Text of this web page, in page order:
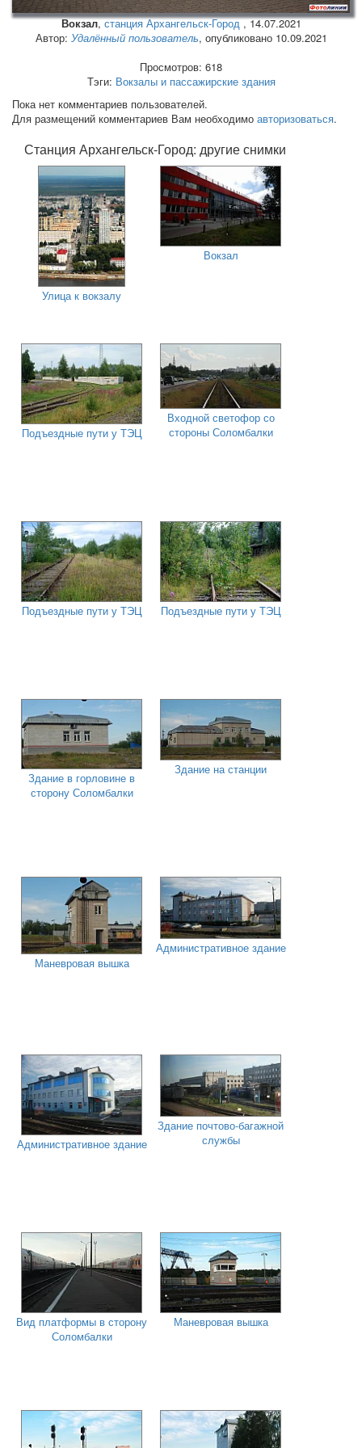
Вокзал,станция Архангельск-Город ,14.07.2021
Автор: Удалённый пользователь, опубликовано 10.09.2021
Просмотров: 618
Тэги: Вокзалы и пассажирские здания
Пока нет комментариев пользователей.
Для размещений комментариев Вам необходимо авторизоваться.
Станция Архангельск-Город: другие снимки
Улица к вокзалу
Вокзал
Подъездные пути у ТЭЦ
Входной светофор со
стороны Соломбалки
Подъездные пути у ТЭЦ Подъездные пути у ТЭЦ
Здание в горловине в
сторону Соломбалки
Здание на станции
Маневровая вышка
Административное здание
Административное здание
Здание почтово-багажной
службы
Вид платформы в сторону
Соломбалки
Маневровая вышка